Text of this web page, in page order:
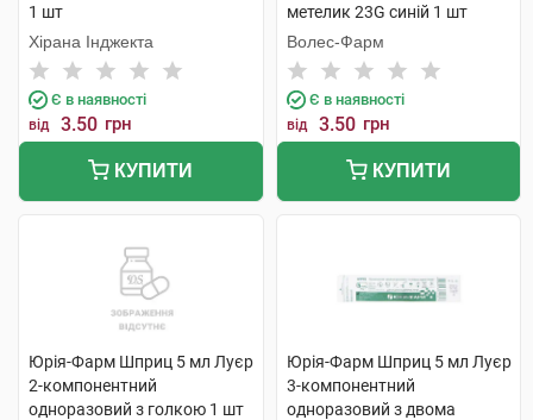
1 шт
Хірана Інджекта
Є в наявності
від 3.50 грн
КУПИТИ
метелик 23G синій 1 шт
Волес-Фарм
Є в наявності
від 3.50 грн
КУПИТИ
Юрія-Фарм Шприц 5 мл Луєр
2-компонентний
одноразовий з голкою 1 шт
Юрія-Фарм Шприц 5 мл Луєр
3-компонентний
одноразовий з двома